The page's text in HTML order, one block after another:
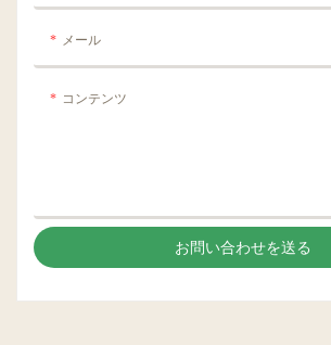
メール
コンテンツ
お問い合わせを送る